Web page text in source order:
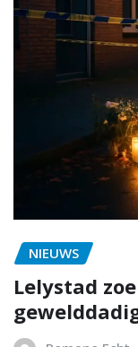
NIEUWS
Lelystad